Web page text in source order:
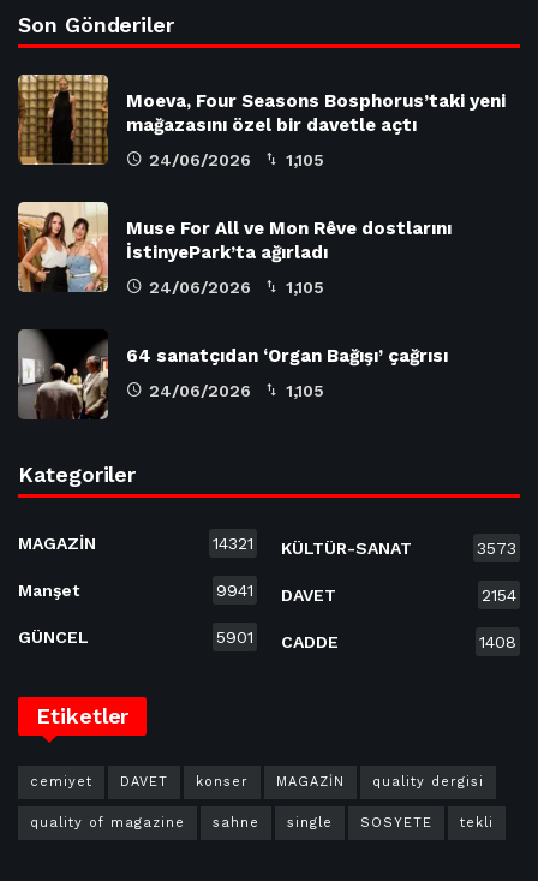
Son Gönderiler
Moeva, Four Seasons Bosphorus’taki yeni
mağazasını özel bir davetle açtı
24/06/2026 1,105
Muse For All ve Mon Rêve dostlarını
İstinyePark’ta ağırladı
24/06/2026 1,105
64 sanatçıdan ‘Organ Bağışı’ çağrısı
24/06/2026 1,105
Kategoriler
MAGAZİN 14321
Manşet 9941
GÜNCEL 5901
KÜLTÜR-SANAT 3573
DAVET 2154
CADDE 1408
Etiketler
cemiyet DAVET konser MAGAZİN quality dergisi
quality of magazine sahne single SOSYETE tekli